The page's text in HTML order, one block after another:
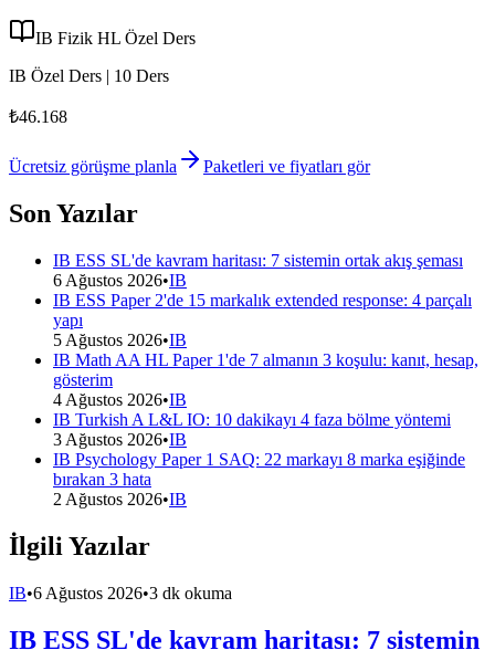
IB Fizik HL Özel Ders
IB Özel Ders | 10 Ders
₺46.168
Ücretsiz görüşme planla Paketleri ve fiyatları gör
Son Yazılar
IB ESS SL'de kavram haritası: 7 sistemin ortak akış şeması
6 Ağustos 2026•IB
IB ESS Paper 2'de 15 markalık extended response: 4 parçalı
yapı
5 Ağustos 2026•IB
IB Math AA HL Paper 1'de 7 almanın 3 koşulu: kanıt, hesap,
gösterim
4 Ağustos 2026•IB
IB Turkish A L&L IO: 10 dakikayı 4 faza bölme yöntemi
3 Ağustos 2026•IB
IB Psychology Paper 1 SAQ: 22 markayı 8 marka eşiğinde
bırakan 3 hata
2 Ağustos 2026•IB
İlgili Yazılar
IB•6 Ağustos 2026•3 dk okuma
IB ESS SL'de kavram haritası: 7 sistemin